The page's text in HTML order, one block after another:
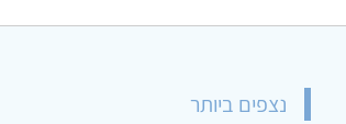
נצפים ביותר